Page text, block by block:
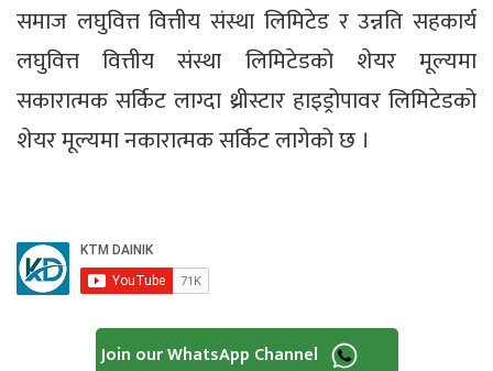
समाज लघुवित्त वित्तीय संस्था लिमिटेड र उन्नति सहकार्य
लघुवित्त वित्तीय संस्था लिमिटेडको शेयर मूल्यमा
सकारात्मक सर्किट लाग्दा थ्रीस्टार हाइड्रोपावर लिमिटेडको
शेयर मूल्यमा नकारात्मक सर्किट लागेको छ ।
Join our WhatsApp Channel